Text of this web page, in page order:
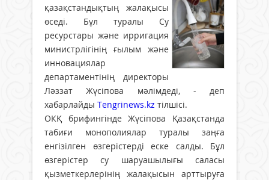
қазақстандықтың жалақысы
өседі. Бұл туралы Су
ресурстары және ирригация
министрлігінің ғылым және
инновациялар
департаментінің директоры
Ләззат Жүсіпова мәлімдеді, - деп
хабарлайды Tengrinews.kz тілшісі.
ОКҚ брифингінде Жүсіпова Қазақстанда
табиғи монополиялар туралы заңға
енгізілген өзгерістерді еске салды. Бұл
өзгерістер су шаруашылығы саласы
қызметкерлерінің жалақысын арттыруға